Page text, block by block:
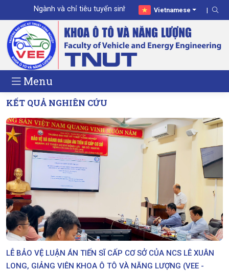
Ngành và chỉ tiêu tuyển sinh Đại học năm 2026
Vietnamese
Menu
KẾT QUẢ NGHIÊN CỨU
LỄ BẢO VỆ LUẬN ÁN TIẾN SĨ CẤP CƠ SỞ CỦA NCS LÊ XUÂN
LONG, GIẢNG VIÊN KHOA Ô TÔ VÀ NĂNG LƯỢNG (VEE -